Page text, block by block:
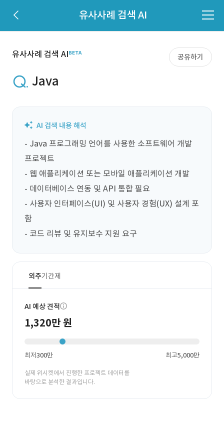
유사사례 검색 AI
유사사례 검색 AI 공유하기
Java
- Java 프로그래밍 언어를 사용한 소프트웨어 개발
프로젝트
- 웹 애플리케이션 또는 모바일 애플리케이션 개발
- 데이터베이스 연동 및 API 통합 필요
- 사용자 인터페이스(UI) 및 사용자 경험(UX) 설계 포
함
- 코드 리뷰 및 유지보수 지원 요구
외주기간제
AI 예상 견적
1,320만 원
최저300만 최고5,000만
실제 위시켓에서 진행한 프로젝트 데이터를
바탕으로 분석한 결과입니다.